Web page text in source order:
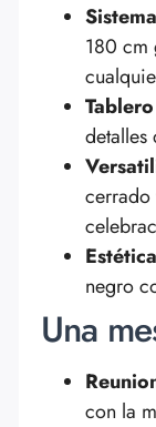
180 cm
cerrado
negro
Una
con la